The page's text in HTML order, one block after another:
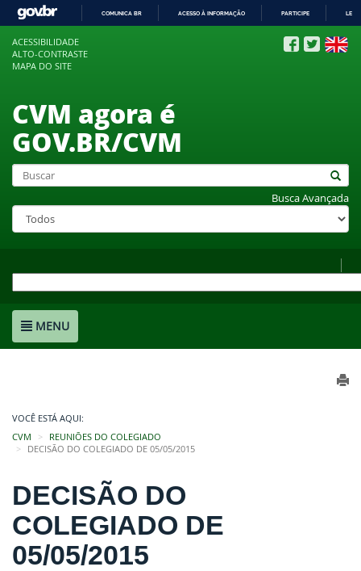
COMUNICA BR ACESSO À INFORMAÇÃO PARTICIPE
ACESSIBILIDADE
ALTO-CONTRASTE
MAPA DO SITE
CVM agora é
GOV.BR/CVM
Busca Avançada
MENU
VOCÊ ESTÁ AQUI:
CVM
REUNIÕES DO COLEGIADO
DECISÃO DO COLEGIADO DE 05/05/2015
DECISÃO DO
COLEGIADO DE
05/05/2015